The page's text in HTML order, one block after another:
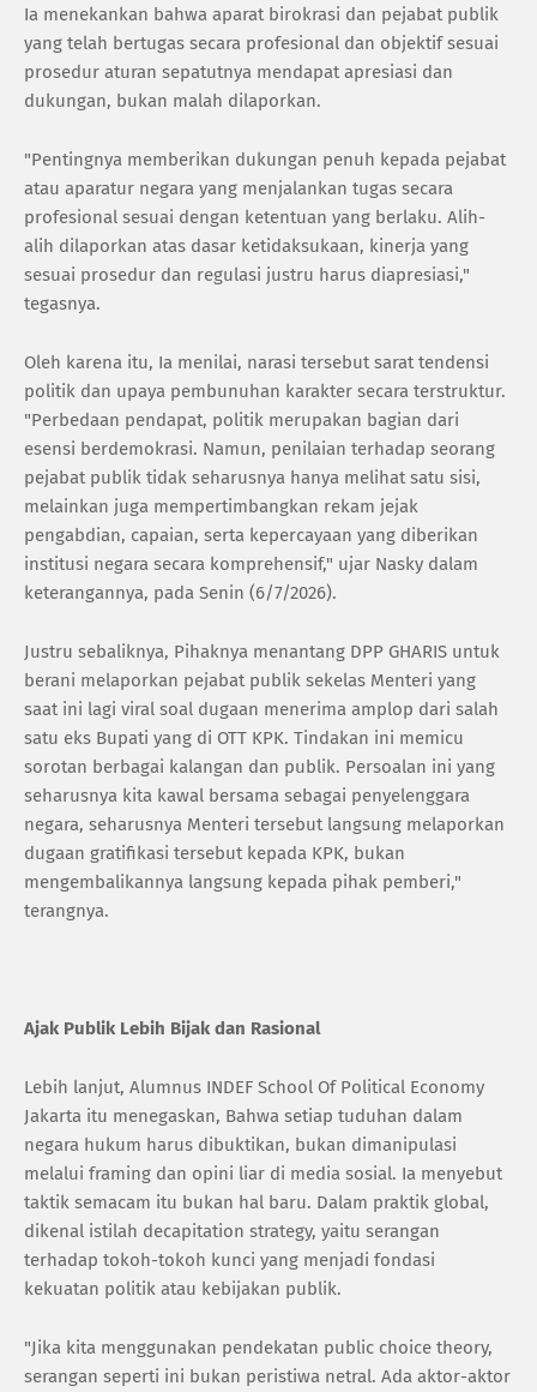
Ia menekankan bahwa aparat birokrasi dan pejabat publik
yang telah bertugas secara profesional dan objektif sesuai
prosedur aturan sepatutnya mendapat apresiasi dan
dukungan, bukan malah dilaporkan.
"Pentingnya memberikan dukungan penuh kepada pejabat
atau aparatur negara yang menjalankan tugas secara
profesional sesuai dengan ketentuan yang berlaku. Alih-
alih dilaporkan atas dasar ketidaksukaan, kinerja yang
sesuai prosedur dan regulasi justru harus diapresiasi,"
tegasnya.
Oleh karena itu, Ia menilai, narasi tersebut sarat tendensi
politik dan upaya pembunuhan karakter secara terstruktur.
"Perbedaan pendapat, politik merupakan bagian dari
esensi berdemokrasi. Namun, penilaian terhadap seorang
pejabat publik tidak seharusnya hanya melihat satu sisi,
melainkan juga mempertimbangkan rekam jejak
pengabdian, capaian, serta kepercayaan yang diberikan
institusi negara secara komprehensif," ujar Nasky dalam
keterangannya, pada Senin (6/7/2026).
Justru sebaliknya, Pihaknya menantang DPP GHARIS untuk
berani melaporkan pejabat publik sekelas Menteri yang
saat ini lagi viral soal dugaan menerima amplop dari salah
satu eks Bupati yang di OTT KPK. Tindakan ini memicu
sorotan berbagai kalangan dan publik. Persoalan ini yang
seharusnya kita kawal bersama sebagai penyelenggara
negara, seharusnya Menteri tersebut langsung melaporkan
dugaan gratifikasi tersebut kepada KPK, bukan
mengembalikannya langsung kepada pihak pemberi,"
terangnya.
Ajak Publik Lebih Bijak dan Rasional
Lebih lanjut, Alumnus INDEF School Of Political Economy
Jakarta itu menegaskan, Bahwa setiap tuduhan dalam
negara hukum harus dibuktikan, bukan dimanipulasi
melalui framing dan opini liar di media sosial. Ia menyebut
taktik semacam itu bukan hal baru. Dalam praktik global,
dikenal istilah decapitation strategy, yaitu serangan
terhadap tokoh-tokoh kunci yang menjadi fondasi
kekuatan politik atau kebijakan publik.
"Jika kita menggunakan pendekatan public choice theory,
serangan seperti ini bukan peristiwa netral. Ada aktor-aktor